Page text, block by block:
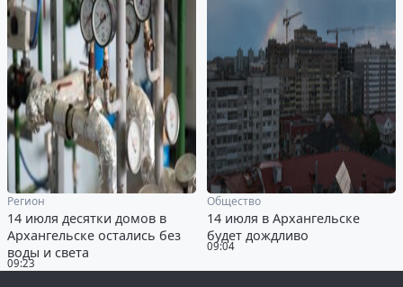
09:23
Регион
14 июля десятки домов в
Архангельске остались без
воды и света
09:04
Общество
14 июля в Архангельске
будет дождливо